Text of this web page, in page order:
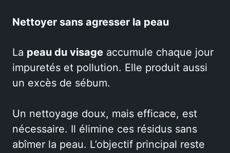
Nettoyer sans agresser la peau
La peau du visage accumule chaque jour
impuretés et pollution. Elle produit aussi
un excès de sébum.
Un nettoyage doux, mais efficace, est
nécessaire. Il élimine ces résidus sans
abîmer la peau. L’objectif principal reste